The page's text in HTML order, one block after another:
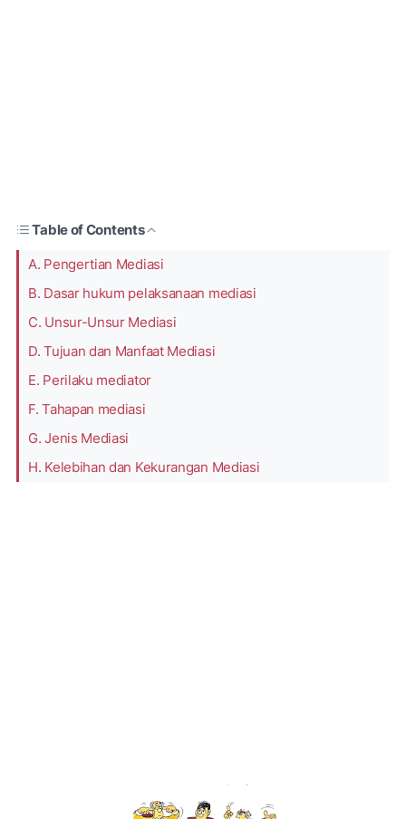
Table of Contents
A. Pengertian Mediasi
B. Dasar hukum pelaksanaan mediasi
C. Unsur-Unsur Mediasi
D. Tujuan dan Manfaat Mediasi
E. Perilaku mediator
F. Tahapan mediasi
G. Jenis Mediasi
H. Kelebihan dan Kekurangan Mediasi